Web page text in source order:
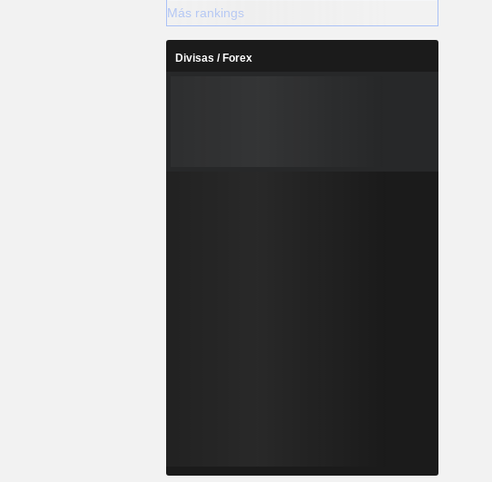
Más rankings
Divisas / Forex